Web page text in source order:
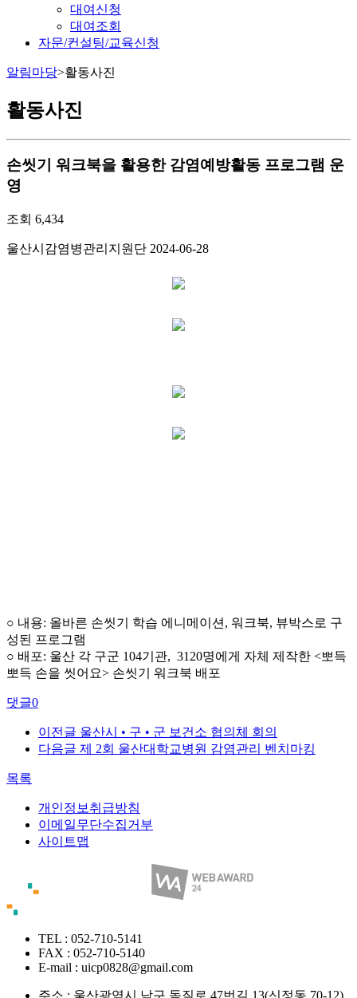
대여신청
대여조회
자문/컨설팅/교육신청
알림마당>활동사진
활동사진
손씻기 워크북을 활용한 감염예방활동 프로그램 운
영
조회 6,434
울산시감염병관리지원단 2024-06-28
○ 내용: 올바른 손씻기 학습 에니메이션, 워크북, 뷰박스로 구
성된 프로그램
○ 배포: 울산 각 구군 104기관, 3120명에게 자체 제작한 <뽀득
뽀득 손을 씻어요> 손씻기 워크북 배포
댓글0
이전글 울산시 • 구 • 군 보건소 협의체 회의
다음글 제 2회 울산대학교병원 감염관리 벤치마킹
목록
개인정보취급방침
이메일무단수집거부
사이트맵
TEL : 052-710-5141
FAX : 052-710-5140
E-mail : uicp0828@gmail.com
주소 : 울산광역시 남구 돋질로 47번길 13(신정동 70-12)